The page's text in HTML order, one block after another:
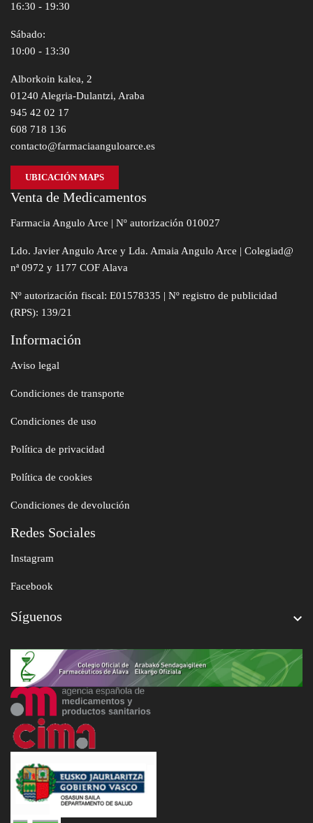
16:30 - 19:30
Sábado:
10:00 - 13:30
Alborkoin kalea, 2
01240 Alegria-Dulantzi, Araba
945 42 02 17
608 718 136
contacto@farmaciaanguloarce.es
UBICACIÓN MAPS
Venta de Medicamentos
Farmacia Angulo Arce | Nº autorización 010027
Ldo. Javier Angulo Arce y Lda. Amaia Angulo Arce | Colegiad@
nª 0972 y 1177 COF Alava
Nº autorización fiscal: E01578335 | Nº registro de publicidad
(RPS): 139/21
Información
Aviso legal
Condiciones de transporte
Condiciones de uso
Política de privacidad
Política de cookies
Condiciones de devolución
Redes Sociales
Instagram
Facebook
Síguenos 